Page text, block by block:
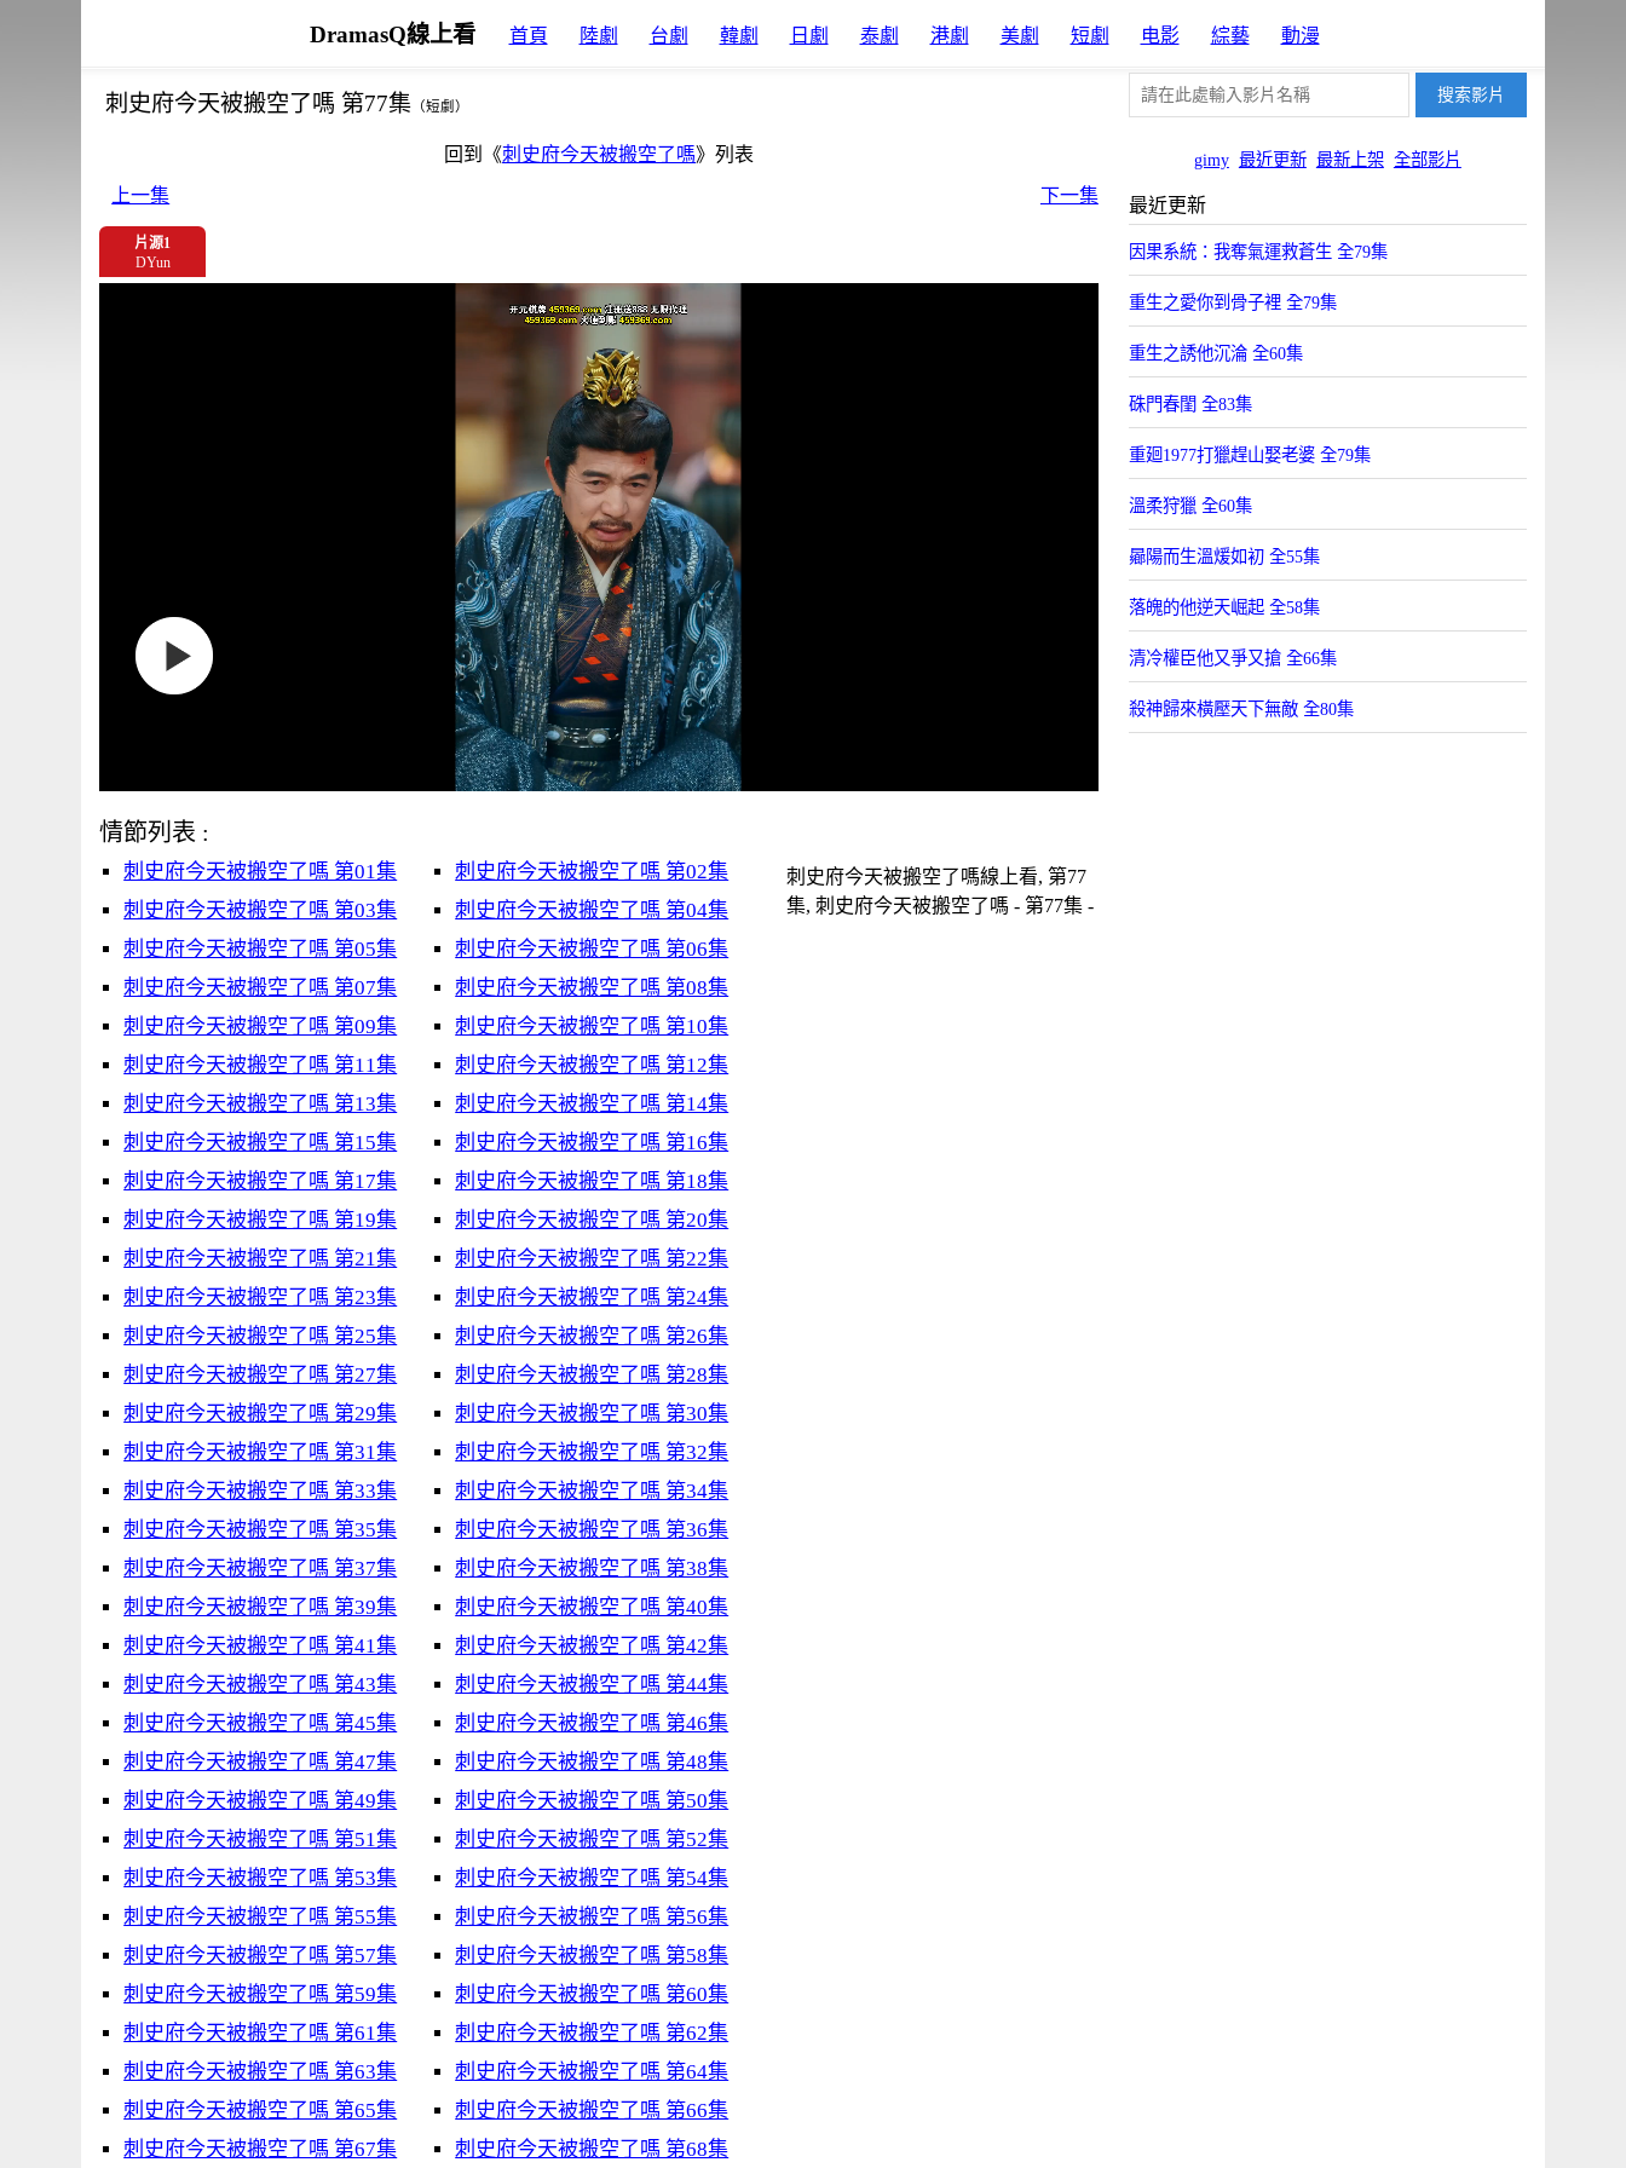
DramasQ線上看 首頁 陸劇 台劇 韓劇 日劇 泰劇 港劇 美劇 短劇 电影 綜藝 動漫
gimy 最近更新 最新上架 全部影片
刺史府今天被搬空了嗎 第77集 （短劇）
回到《刺史府今天被搬空了嗎》列表
上一集
下一集
片源1
DYun
情節列表 :
刺史府今天被搬空了嗎 第01集
刺史府今天被搬空了嗎 第02集
刺史府今天被搬空了嗎 第03集
刺史府今天被搬空了嗎 第04集
刺史府今天被搬空了嗎 第05集
刺史府今天被搬空了嗎 第06集
刺史府今天被搬空了嗎 第07集
刺史府今天被搬空了嗎 第08集
刺史府今天被搬空了嗎 第09集
刺史府今天被搬空了嗎 第10集
刺史府今天被搬空了嗎 第11集
刺史府今天被搬空了嗎 第12集
刺史府今天被搬空了嗎 第13集
刺史府今天被搬空了嗎 第14集
刺史府今天被搬空了嗎 第15集
刺史府今天被搬空了嗎 第16集
刺史府今天被搬空了嗎 第17集
刺史府今天被搬空了嗎 第18集
刺史府今天被搬空了嗎 第19集
刺史府今天被搬空了嗎 第20集
刺史府今天被搬空了嗎 第21集
刺史府今天被搬空了嗎 第22集
刺史府今天被搬空了嗎 第23集
刺史府今天被搬空了嗎 第24集
刺史府今天被搬空了嗎 第25集
刺史府今天被搬空了嗎 第26集
刺史府今天被搬空了嗎 第27集
刺史府今天被搬空了嗎 第28集
刺史府今天被搬空了嗎 第29集
刺史府今天被搬空了嗎 第30集
刺史府今天被搬空了嗎 第31集
刺史府今天被搬空了嗎 第32集
刺史府今天被搬空了嗎 第33集
刺史府今天被搬空了嗎 第34集
刺史府今天被搬空了嗎 第35集
刺史府今天被搬空了嗎 第36集
刺史府今天被搬空了嗎 第37集
刺史府今天被搬空了嗎 第38集
刺史府今天被搬空了嗎 第39集
刺史府今天被搬空了嗎 第40集
刺史府今天被搬空了嗎 第41集
刺史府今天被搬空了嗎 第42集
刺史府今天被搬空了嗎 第43集
刺史府今天被搬空了嗎 第44集
刺史府今天被搬空了嗎 第45集
刺史府今天被搬空了嗎 第46集
刺史府今天被搬空了嗎 第47集
刺史府今天被搬空了嗎 第48集
刺史府今天被搬空了嗎 第49集
刺史府今天被搬空了嗎 第50集
刺史府今天被搬空了嗎 第51集
刺史府今天被搬空了嗎 第52集
刺史府今天被搬空了嗎 第53集
刺史府今天被搬空了嗎 第54集
刺史府今天被搬空了嗎 第55集
刺史府今天被搬空了嗎 第56集
刺史府今天被搬空了嗎 第57集
刺史府今天被搬空了嗎 第58集
刺史府今天被搬空了嗎 第59集
刺史府今天被搬空了嗎 第60集
刺史府今天被搬空了嗎 第61集
刺史府今天被搬空了嗎 第62集
刺史府今天被搬空了嗎 第63集
刺史府今天被搬空了嗎 第64集
刺史府今天被搬空了嗎 第65集
刺史府今天被搬空了嗎 第66集
刺史府今天被搬空了嗎 第67集
刺史府今天被搬空了嗎 第68集
刺史府今天被搬空了嗎線上看, 第77
集, 刺史府今天被搬空了嗎 - 第77集 -
最近更新
因果系統：我奪氣運救蒼生 全79集
重生之愛你到骨子裡 全79集
重生之誘他沉淪 全60集
硃門春閨 全83集
重廻1977打獵趕山娶老婆 全79集
溫柔狩獵 全60集
曏陽而生溫煖如初 全55集
落魄的他逆天崛起 全58集
清冷權臣他又爭又搶 全66集
殺神歸來橫壓天下無敵 全80集